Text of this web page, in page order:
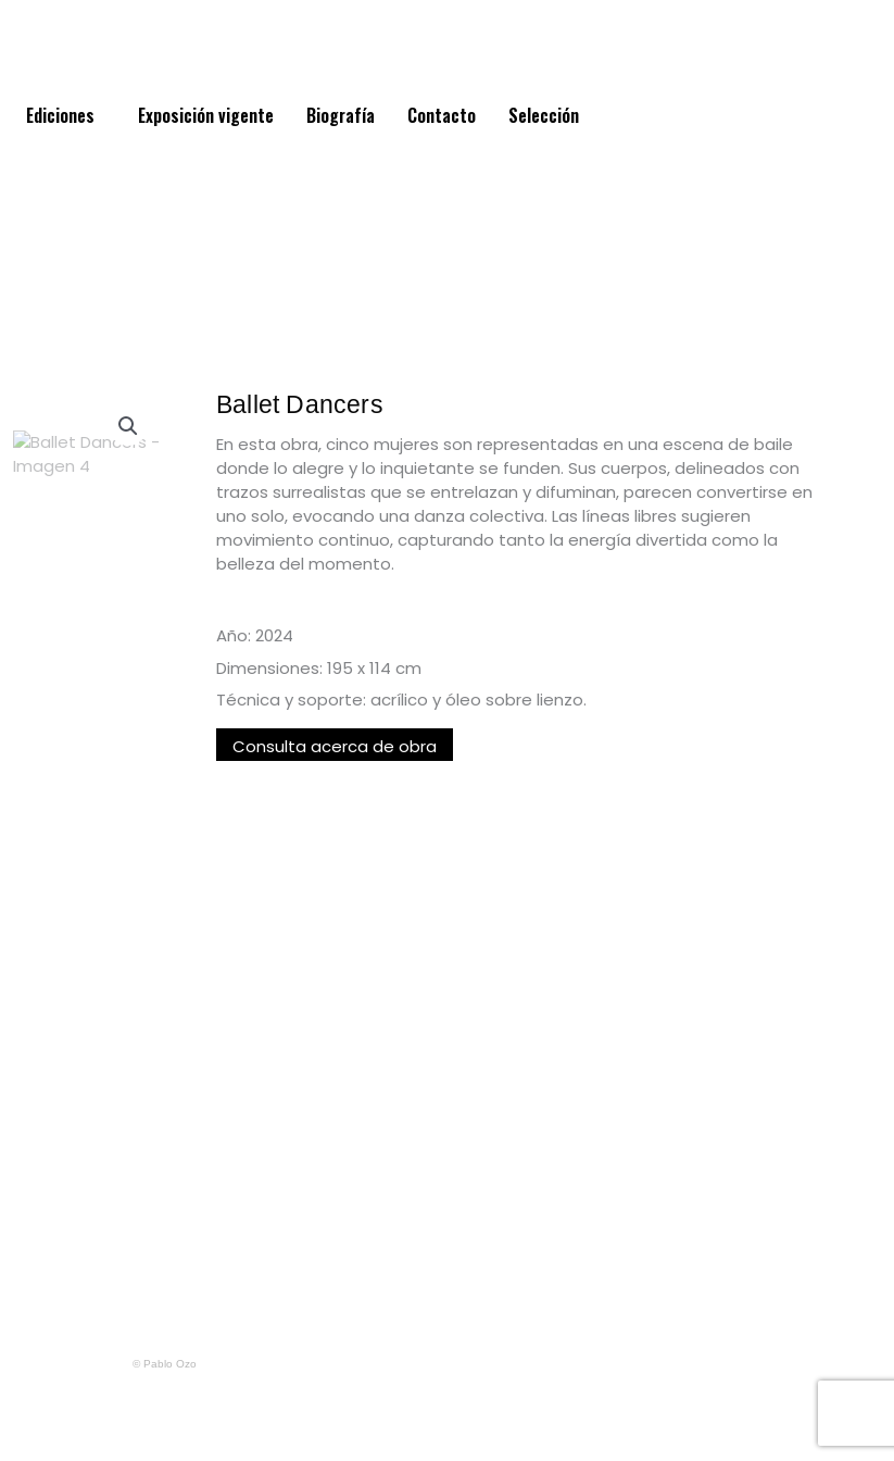
Ediciones Exposición vigente Biografía Contacto Selección
Ballet Dancers
En esta obra, cinco mujeres son representadas en una escena de baile
donde lo alegre y lo inquietante se funden. Sus cuerpos, delineados con
trazos surrealistas que se entrelazan y difuminan, parecen convertirse en
uno solo, evocando una danza colectiva. Las líneas libres sugieren
movimiento continuo, capturando tanto la energía divertida como la
belleza del momento.
Año: 2024
Dimensiones: 195 x 114 cm
Técnica y soporte: acrílico y óleo sobre lienzo.
Consulta acerca de obra
© Pablo Ozo